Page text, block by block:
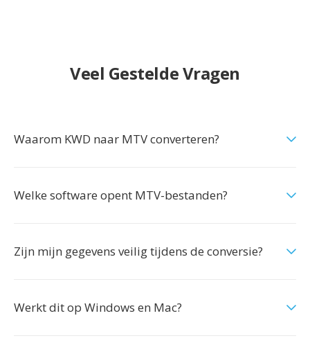
Veel Gestelde Vragen
Waarom KWD naar MTV converteren?
Welke software opent MTV-bestanden?
Zijn mijn gegevens veilig tijdens de conversie?
Werkt dit op Windows en Mac?